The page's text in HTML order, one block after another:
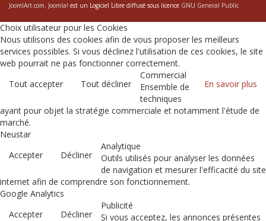
JoomlArt.com. Joomla! est un Logiciel Libre diffusé sous licence GNU General Public
Choix utilisateur pour les Cookies
Nous utilisons des cookies afin de vous proposer les meilleurs
services possibles. Si vous déclinez l'utilisation de ces cookies, le site
web pourrait ne pas fonctionner correctement.
Tout accepter
Tout décliner En savoir plus
Commercial
Ensemble de
techniques
ayant pour objet la stratégie commerciale et notamment l'étude de
marché.
Neustar
Accepter
Décliner
Analytique
Outils utilisés pour analyser les données
de navigation et mesurer l'efficacité du site
internet afin de comprendre son fonctionnement.
Google Analytics
Accepter
Décliner
Publicité
Si vous acceptez, les annonces présentes